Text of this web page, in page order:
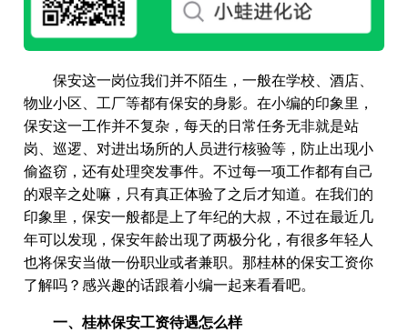
保安这一岗位我们并不陌生，一般在学校、酒店、
物业小区、工厂等都有保安的身影。在小编的印象里，
保安这一工作并不复杂，每天的日常任务无非就是站
岗、巡逻、对进出场所的人员进行核验等，防止出现小
偷盗窃，还有处理突发事件。不过每一项工作都有自己
的艰辛之处嘛，只有真正体验了之后才知道。在我们的
印象里，保安一般都是上了年纪的大叔，不过在最近几
年可以发现，保安年龄出现了两极分化，有很多年轻人
也将保安当做一份职业或者兼职。那桂林的保安工资你
了解吗？感兴趣的话跟着小编一起来看看吧。
一、桂林保安工资待遇怎么样